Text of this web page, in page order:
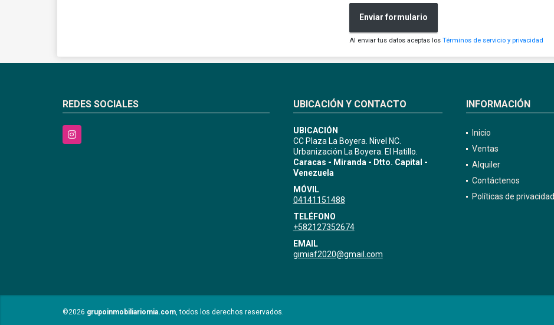
Enviar formulario
Al enviar tus datos aceptas losTérminos de servicio y privacidad
REDES SOCIALES
Instagram
UBICACIÓN Y CONTACTO
UBICACIÓN
CC Plaza La Boyera. Nivel NC.
Urbanización La Boyera. El Hatillo.
Caracas - Miranda - Dtto. Capital -
Venezuela
MÓVIL
04141151488
TELÉFONO
+582127352674
EMAIL
gimiaf2020@gmail.com
INFORMACIÓN
Inicio
Ventas
Alquiler
Contáctenos
Políticas de privacidad
©2026 grupoinmobiliariomia.com, todos los derechos reservados.